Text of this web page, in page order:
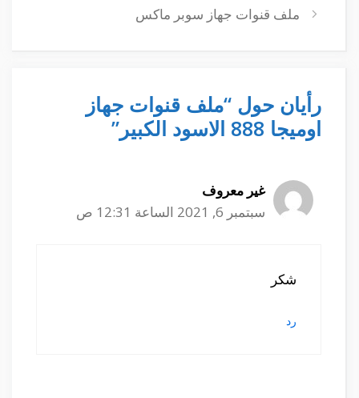
ملف قنوات جهاز سوبر ماكس
رأيان حول “ملف قنوات جهاز
اوميجا 888 الاسود الكبير”
غير معروف
سبتمبر 6, 2021 الساعة 12:31 ص
شكر
رد